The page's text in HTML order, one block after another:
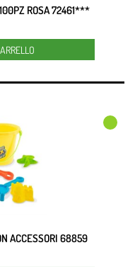
ROSA 72461***
ACCESSORI 68859